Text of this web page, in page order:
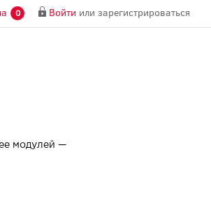
0 Войти или зарегистрироваться
модулей —